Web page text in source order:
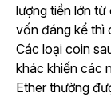
lượng tiền lớn
vốn đáng kể thì
Các loại coin
khác khiến các
Ether thường